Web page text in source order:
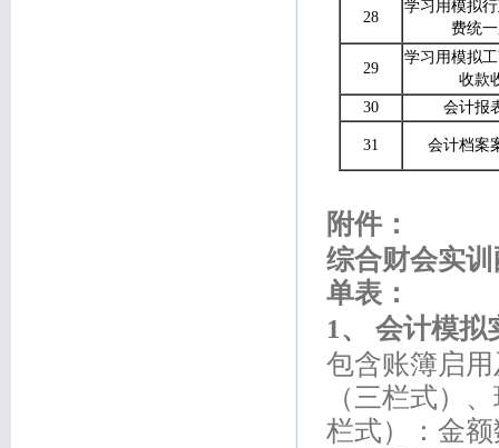
28
学习用模拟
费统
29
学习用模拟
收款
30
会计报
31 会计档案
附件：
综合财会实
单表：
1、 会计模拟
包含账簿启
（三栏式）
栏式）：金